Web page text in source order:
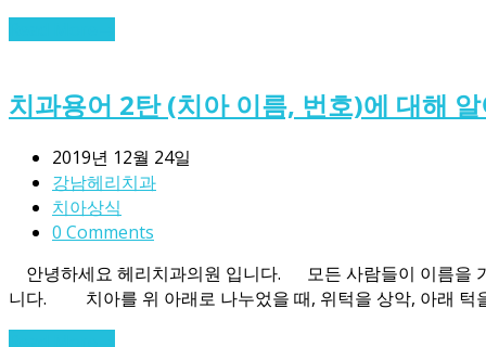
치과용어 2탄 (치아 이름, 번호)에 대해
2019년 12월 24일
강남헤리치과
치아상식
0 Comments
안녕하세요 헤리치과의원 입니다. 모든 사람들이 이름을
니다. 치아를 위 아래로 나누었을 때, 위턱을 상악, 아래 턱